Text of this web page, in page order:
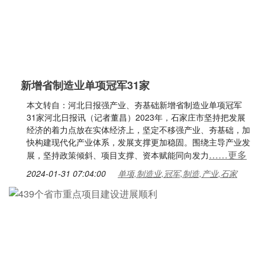
新增省制造业单项冠军31家
本文转自：河北日报强产业、夯基础新增省制造业单项冠军
31家河北日报讯（记者董昌）2023年，石家庄市坚持把发展
经济的着力点放在实体经济上，坚定不移强产业、夯基础，加
快构建现代化产业体系，发展支撑更加稳固。围绕主导产业发
展，坚持政策倾斜、项目支撑、资本赋能同向发力……更多
2024-01-31 07:04:00 单项,制造业,冠军,制造,产业,石家